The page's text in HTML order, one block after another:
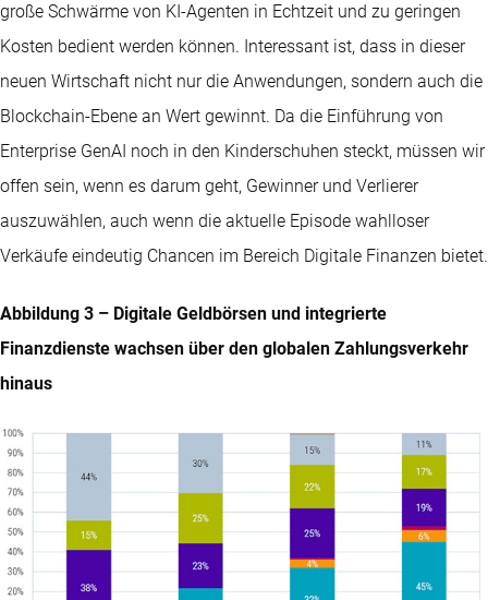
große Schwärme von KI-Agenten in Echtzeit und zu geringen
Kosten bedient werden können. Interessant ist, dass in dieser
neuen Wirtschaft nicht nur die Anwendungen, sondern auch die
Blockchain-Ebene an Wert gewinnt. Da die Einführung von
Enterprise GenAI noch in den Kinderschuhen steckt, müssen wir
offen sein, wenn es darum geht, Gewinner und Verlierer
auszuwählen, auch wenn die aktuelle Episode wahlloser
Verkäufe eindeutig Chancen im Bereich Digitale Finanzen bietet.
Abbildung 3 – Digitale Geldbörsen und integrierte
Finanzdienste wachsen über den globalen Zahlungsverkehr
hinaus